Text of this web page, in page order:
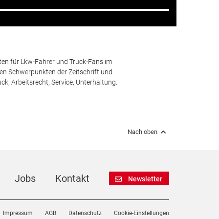
für Lkw-Fahrer und Truck-Fans im
Schwerpunkten der Zeitschrift und
Arbeitsrecht, Service, Unterhaltung.
Nach oben
Jobs Kontakt Newsletter
Impressum AGB Datenschutz Cookie-Einstellungen